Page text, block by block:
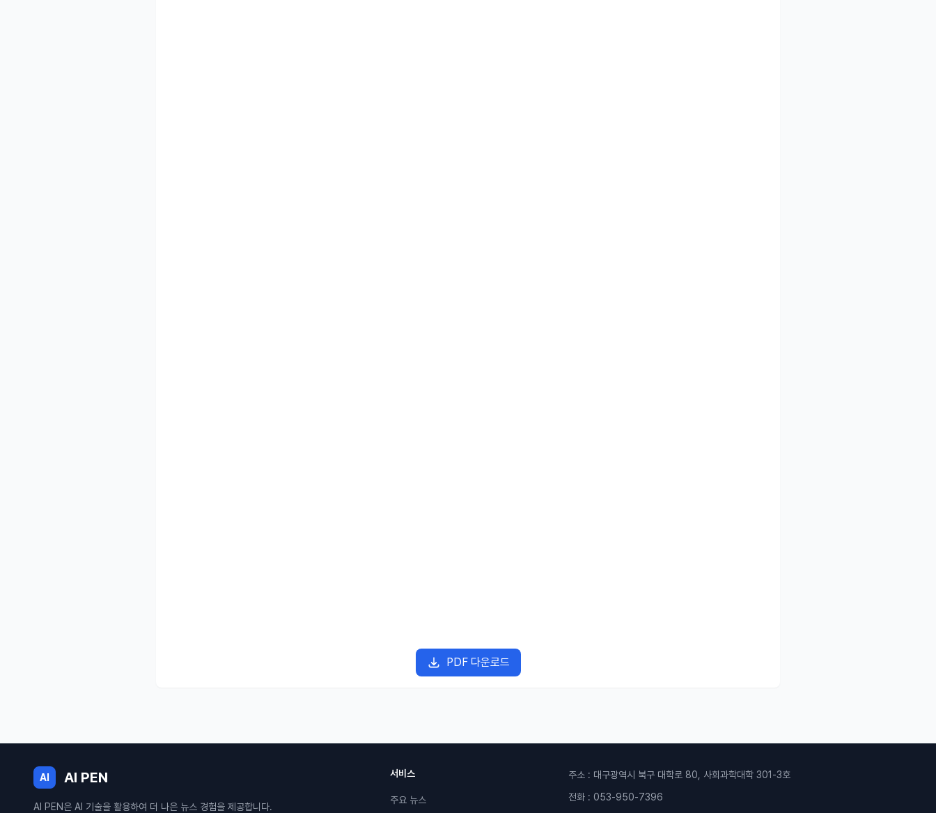
PDF 다운로드
AI AI PEN
AI PEN은 AI 기술을 활용하여 더 나은 뉴스 경험을 제공합니다.
서비스
주요 뉴스
주소 : 대구광역시 북구 대학로 80, 사회과학대학 301-3호
전화 : 053-950-7396